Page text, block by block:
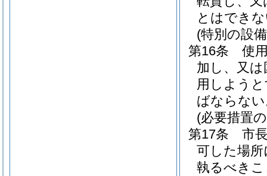
とはでき
(特別の設
第16条
使
加し、又
用しよう
ばならな
(必要措置
第17条
市
可した場
執るべき